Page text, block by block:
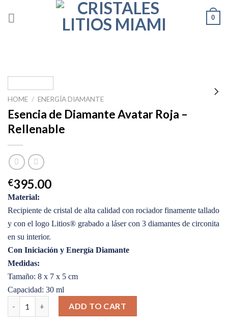
0
HOME / ENERGÍA DIAMANTE
Esencia de Diamante Avatar Roja –
Rellenable
€395.00
Material:
Recipiente de cristal de alta calidad con rociador finamente tallado
y con el logo Litios® grabado a láser con 3 diamantes de circonita
en su interior.
Con Iniciación y Energía Diamante
Medidas:
Tamaño: 8 x 7 x 5 cm
Capacidad: 30 ml
Esencia de Diamante Avatar Roja – Rellenable quantity
ADD TO CART